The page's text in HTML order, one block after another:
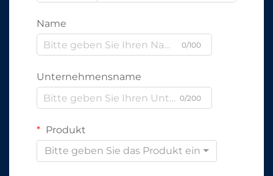
Name
0/100
Unternehmensname
0/200
Produkt
Bitte geben Sie das Produkt ein